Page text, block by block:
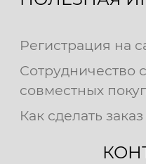
Регистрация на
Сотрудничество
совместных
Как сделать